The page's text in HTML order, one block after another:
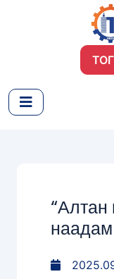
“Алтан
наадам